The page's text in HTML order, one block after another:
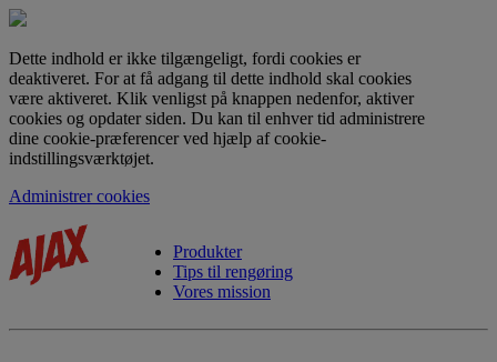
Dette indhold er ikke tilgængeligt, fordi cookies er
deaktiveret. For at få adgang til dette indhold skal cookies
være aktiveret. Klik venligst på knappen nedenfor, aktiver
cookies og opdater siden. Du kan til enhver tid administrere
dine cookie-præferencer ved hjælp af cookie-
indstillingsværktøjet.
Administrer cookies
Produkter
Tips til rengøring
Vores mission